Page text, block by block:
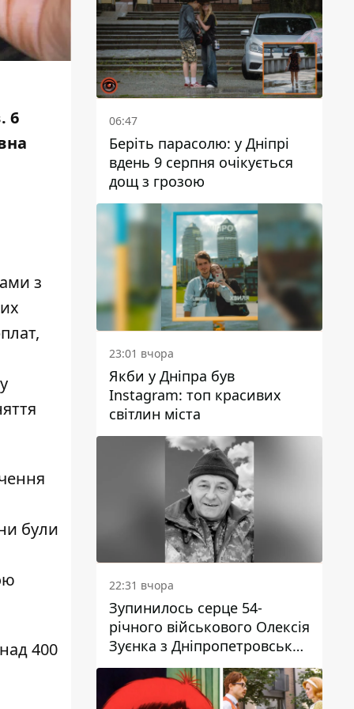
6
з
були
400
06:47
Беріть парасолю: у Дніпрі
вдень 9 серпня очікується
дощ з грозою
23:01 вчора
Якби у Дніпра був
Instagram: топ красивих
світлин міста
22:31 вчора
Зупинилось серце 54-
річного військового Олексія
Зуєнка з Дніпропетровської
області